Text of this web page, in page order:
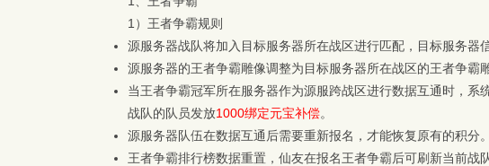
1） 王者争霸规则
源服务器战队将加入目标服务器所在战区进行匹配，目标服务器
源服务器的王者争霸雕像调整为目标服务器所在战区的王者争霸雕
当王者争霸冠军所在服务器作为源服跨战区进行数据互通时，系
战队的队员发放1000绑定元宝补偿。
源服务器队伍在数据互通后需要重新报名，才能恢复原有的积分。
王者争霸排行榜数据重置，仙友在报名王者争霸后可刷新当前战